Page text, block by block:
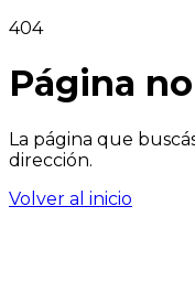
404
Página
La página que
dirección.
Volver al inicio